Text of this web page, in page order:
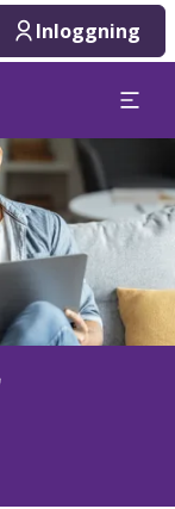
Inloggning